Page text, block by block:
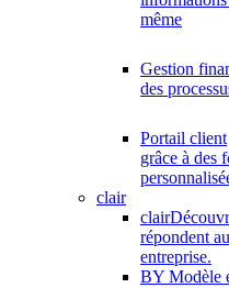
même
Gestion
des
Portail client
grâce à des
clair
clair
répondent
entreprise.
BY Modèle